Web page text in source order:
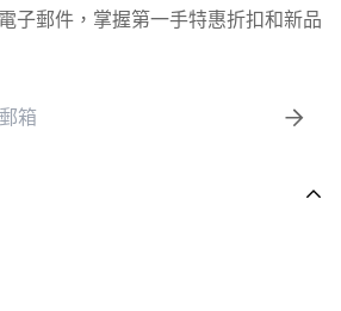
間約7~10天
時內充氣，請勿提前隔夜充氣
將空飄氣球放置於悶熱、太陽曝曬處
，空瓶直接交給資源回收站即可。
年。
（不含離島及郵政信箱）
09:00-19:00
免運費
元
子郵件，掌握第一手特惠折扣和新品